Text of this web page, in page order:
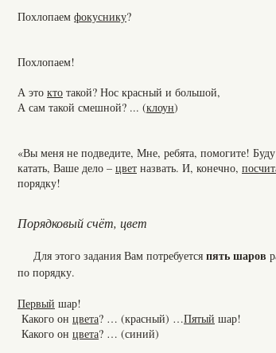
Похлопаем фокуснику?
Похлопаем!
А это кто такой? Нос красный и большой,
А сам такой смешной? ... (клоун)
«Вы меня не подведите, Мне, ребята, помогите!
катать, Ваше дело – цвет назвать. И, конечно,
порядку!
Порядковый счёт, цвет
Для этого задания Вам потребуется пять шаров
по порядку.
Первый шар!
Какого он цвета? … (красный) …Пятый шар!
Какого он цвета? … (синий)